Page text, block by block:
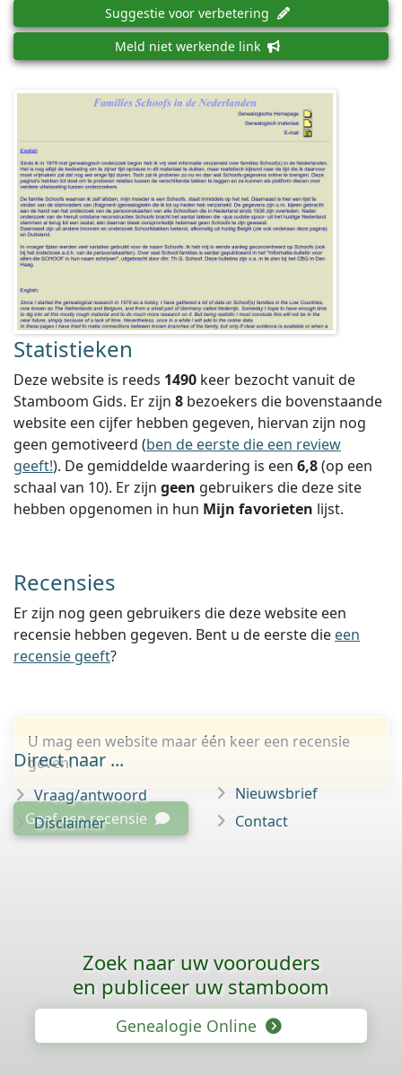
Suggestie voor verbetering
Meld niet werkende link
Statistieken
Deze website is reeds 1490 keer bezocht vanuit de
Stamboom Gids. Er zijn 8 bezoekers die bovenstaande
website een cijfer hebben gegeven, hiervan zijn nog
geen gemotiveerd (ben de eerste die een review
geeft!). De gemiddelde waardering is een 6,8(op een
schaal van 10). Er zijn geen gebruikers die deze site
hebben opgenomen in hun Mijn favorieten lijst.
Recensies
Er zijn nog geen gebruikers die deze website een
recensie hebben gegeven. Bent u de eerste die een
recensie geeft?
U mag een website maar één keer een recensie
geven.
Geef een recensie
Direct naar ...
Vraag/antwoord
Disclaimer
Nieuwsbrief
Contact
Zoek naar uw voorouders
en publiceer uw stamboom
Genealogie Online